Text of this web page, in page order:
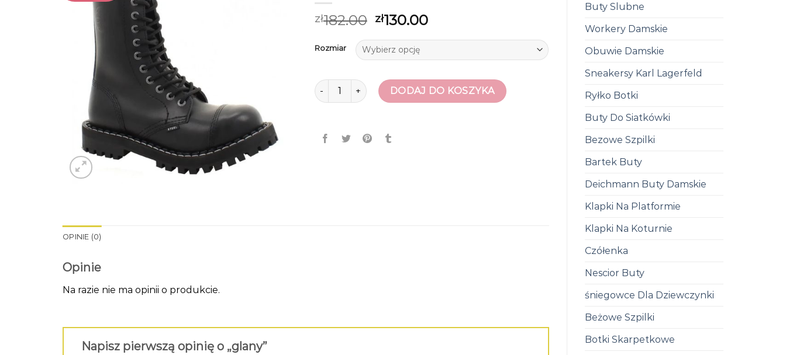
Buty Slubne
Workery Damskie
Obuwie Damskie
Sneakersy Karl Lagerfeld
Ryłko Botki
Buty Do Siatkówki
Bezowe Szpilki
Bartek Buty
Deichmann Buty Damskie
Klapki Na Platformie
Klapki Na Koturnie
Czółenka
Nescior Buty
śniegowce Dla Dziewczynki
Beżowe Szpilki
Botki Skarpetkowe
zł182.00 zł130.00
Rozmiar
ilość glany DODAJ DO KOSZYKA
OPINIE (0)
Opinie
Na razie nie ma opinii o produkcie.
Napisz pierwszą opinię o „glany”